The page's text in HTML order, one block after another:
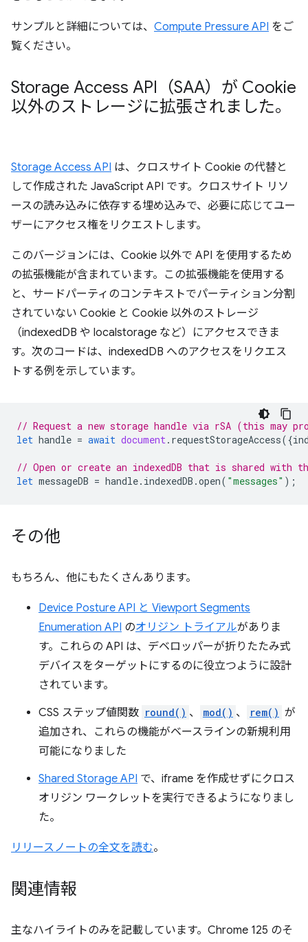
サンプルと詳細については、 Compute Pressure API をご
覧ください。
Storage Access API（SAA）が Cookie
以外のストレージに拡張されました。
Storage Access API は、クロスサイト Cookie の代替と
して作成された JavaScript API です。クロスサイト リソ
ースの読み込みに依存する埋め込みで、必要に応じてユー
ザーにアクセス権をリクエストします。
このバージョンには、Cookie 以外で API を使用するため
の拡張機能が含まれています。この拡張機能を使用する
と、サードパーティのコンテキストでパーティション分割
されていない Cookie と Cookie 以外のストレージ
（indexedDB や localstorage など）にアクセスできま
す。次のコードは、indexedDB へのアクセスをリクエス
トする例を示しています。
// Request a new storage handle via rSA (this may
let handle = await document. requestStorageAccess({
// Open or create an indexedDB that is shared with
let messageDB = handle. indexedDB .open( "messages" );
その他
もちろん、他にもたくさんあります。
Device Posture API と Viewport Segments
Enumeration API のオリジン トライアルがありま
す。これらの API は、デベロッパーが折りたたみ式
デバイスをターゲットにするのに役立つように設計
されています。
CSS ステップ値関数 round() 、 mod() 、 rem() が
追加され、これらの機能がベースラインの新規利用
可能になりました
Shared Storage API で、iframe を作成せずにクロス
オリジン ワークレットを実行できるようになりまし
た。
リリースノートの全文を読む。
関連情報
主なハイライトのみを記載しています。Chrome 125 のそ